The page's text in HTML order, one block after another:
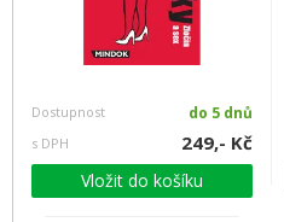
Dostupnost do 5 dnů
s DPH 249,- Kč
Vložit do košíku